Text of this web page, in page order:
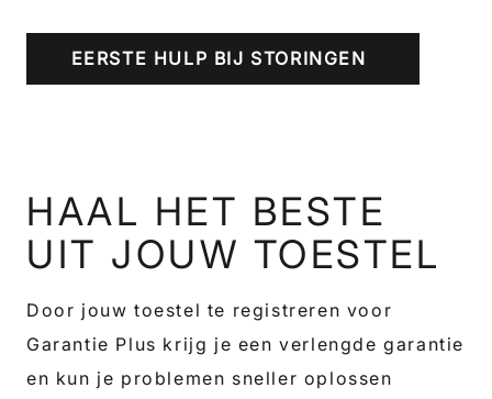
EERSTE HULP BIJ STORINGEN
HAAL HET BESTE
UIT JOUW TOESTEL
Door jouw toestel te registreren voor
Garantie Plus krijg je een verlengde garantie
en kun je problemen sneller oplossen